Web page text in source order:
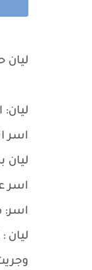
اسر
ليان
اسر
ليان